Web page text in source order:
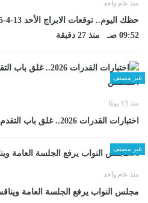
منذ عام واحد
09:52 صـ منذ 27 دقيقة
غير مصنف
منذ 13 يومًا
اختبارات القدرات 2026.. غلق باب التقدم عبر موقع التنسيق 6 أغسطس
غير مصنف
منذ عام واحد
مجلس النواب يرفع الجلسة العامة